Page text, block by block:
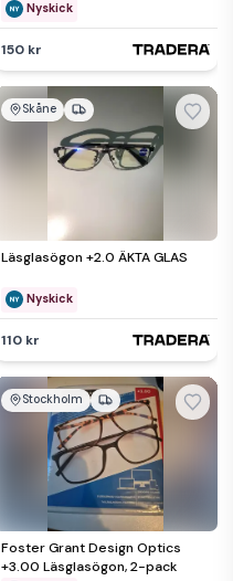
Nyskick
150 kr
Skåne
Läsglasögon +2.0 ÄKTA GLAS
Nyskick
110 kr
Stockholm
Foster Grant Design Optics
+3.00 Läsglasögon, 2-pack